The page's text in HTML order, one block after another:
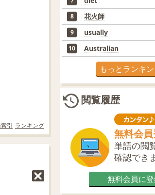
引 ランキング
8 花火師
9 usually
10 Australian
もっとランキ
閲覧履歴
無料会
単語の閲
確認でき
無料会員に